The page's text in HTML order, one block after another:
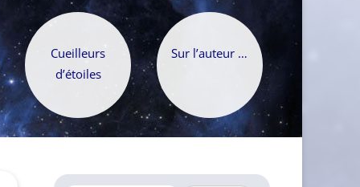
Cueilleurs
d’étoiles
Sur l’auteur …